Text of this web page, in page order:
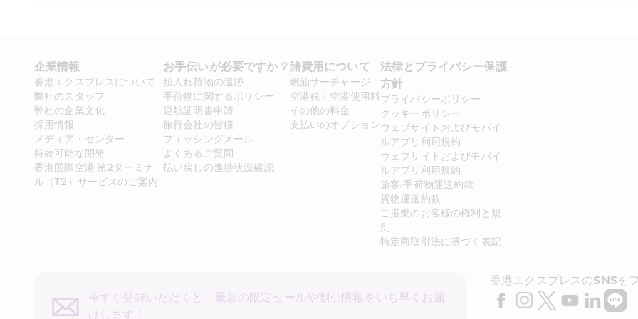
企業情報
香港エクスプレスについて
弊社のスタッフ
弊社の企業文化
採用情報
メディア・センター
持続可能な開発
香港国際空港 第2ターミナ
ル（T2）サービスのご案内
お手伝いが必要ですか？
預入れ荷物の追跡
手荷物に関するポリシー
運航証明書申請
旅行会社の皆様
フィッシングメール
よくあるご質問
払い戻しの進捗状況確認
諸費用について
燃油サーチャージ
空港税・空港使用料
その他の料金
支払いのオプション
法律とプライバシー保護
方針
プライバシーポリシー
クッキーポリシー
ウェブサイトおよびモバイ
ルアプリ利用規約
ウェブサイトおよびモバイ
ルアプリ利用規約
旅客/手荷物運送約款
貨物運送約款
ご搭乗のお客様の権利と規
則
特定商取引法に基づく表記
今すぐ登録いただくと、最新の限定セールや割引情報をいち早くお届
けします！
香港エクスプレスのSNSを